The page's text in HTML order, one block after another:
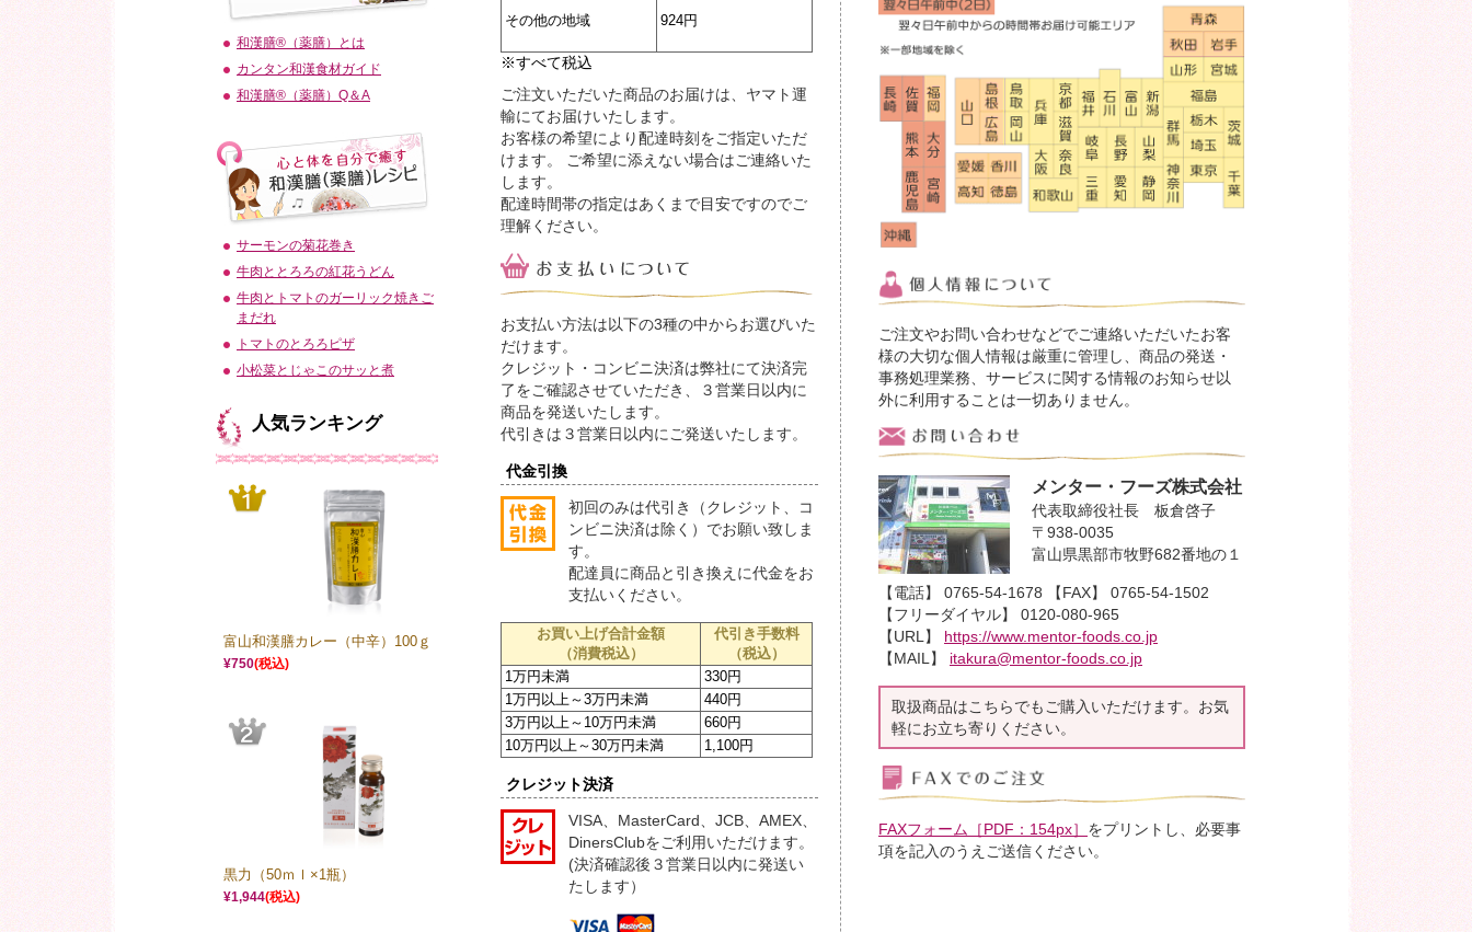
その他の地域 924円
※すべて税込
ご注文いただいた商品のお届けは、ヤマト運
輸にてお届けいたします。
お客様の希望により配達時刻をご指定いただ
けます。 ご希望に添えない場合はご連絡いた
します。
配達時間帯の指定はあくまで目安ですのでご
理解ください。
お支払い方法は以下の3種の中からお選びいた
だけます。
クレジット・コンビニ決済は弊社にて決済完
了をご確認させていただき、３営業日以内に
商品を発送いたします。
代引きは３営業日以内にご発送いたします。
代金引換
初回のみは代引き（クレジット、コ
ンビニ決済は除く）でお願い致しま
す。
配達員に商品と引き換えに代金をお
支払いください。
お買い上げ合計金額
（消費税込）
代引き手数料
（税込）
1万円未満
330円
1万円以上～3万円未満
440円
3万円以上～10万円未満
660円
10万円以上～30万円未満
1,100円
クレジット決済
VISA、MasterCard、JCB、AMEX、
DinersClubをご利用いただけます。
(決済確認後３営業日以内に発送い
たします）
ご注文やお問い合わせなどでご連絡いただいたお客
様の大切な個人情報は厳重に管理し、商品の発送・
事務処理業務、サービスに関する情報のお知らせ以
外に利用することは一切ありません。
メンター・フーズ株式会社
代表取締役社長 板倉啓子
〒938-0035
富山県黒部市牧野682番地の１
【電話】 0765-54-1678 【FAX】 0765-54-1502
【フリーダイヤル】 0120-080-965
【URL】 https://www.mentor-foods.co.jp
【MAIL】 itakura@mentor-foods.co.jp
取扱商品はこちらでもご購入いただけます。お気
軽にお立ち寄りください。
FAXフォーム［PDF：154px］ をプリントし、必要事
項を記入のうえご送信ください。
和漢膳®（薬膳）とは
カンタン和漢食材ガイド
和漢膳®（薬膳）Q＆A
サーモンの菊花巻き
牛肉ととろろの紅花うどん
牛肉とトマトのガーリック焼きご
まだれ
トマトのとろろピザ
小松菜とじゃこのサッと煮
人気ランキング
富山和漢膳カレー（中辛）100ｇ
¥750(税込)
黒力（50ｍｌ×1瓶）
¥1,944(税込)